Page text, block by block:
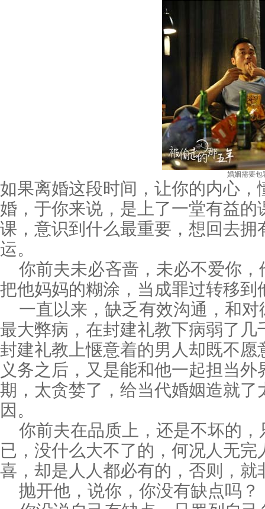
婚姻需要包
如果离婚这段时间，让你的内心
婚，于你来说，是上了一堂有益
课，意识到什么最重要，想回去
运。
你前夫未必吝啬，未必不爱你，
把他妈妈的糊涂，当成罪过转移
一直以来，缺乏有效沟通，和对
最大弊病，在封建礼教下病弱了
封建礼教上惬意着的男人却既不
义务之后，又是能和他一起担当
期，太贪婪了，给当代婚姻造就
因。
你前夫在品质上，还是不坏的，
已，没什么大不了的，何况人无
喜，却是人人都必有的，否则，就
抛开他，说你，你没有缺点吗？